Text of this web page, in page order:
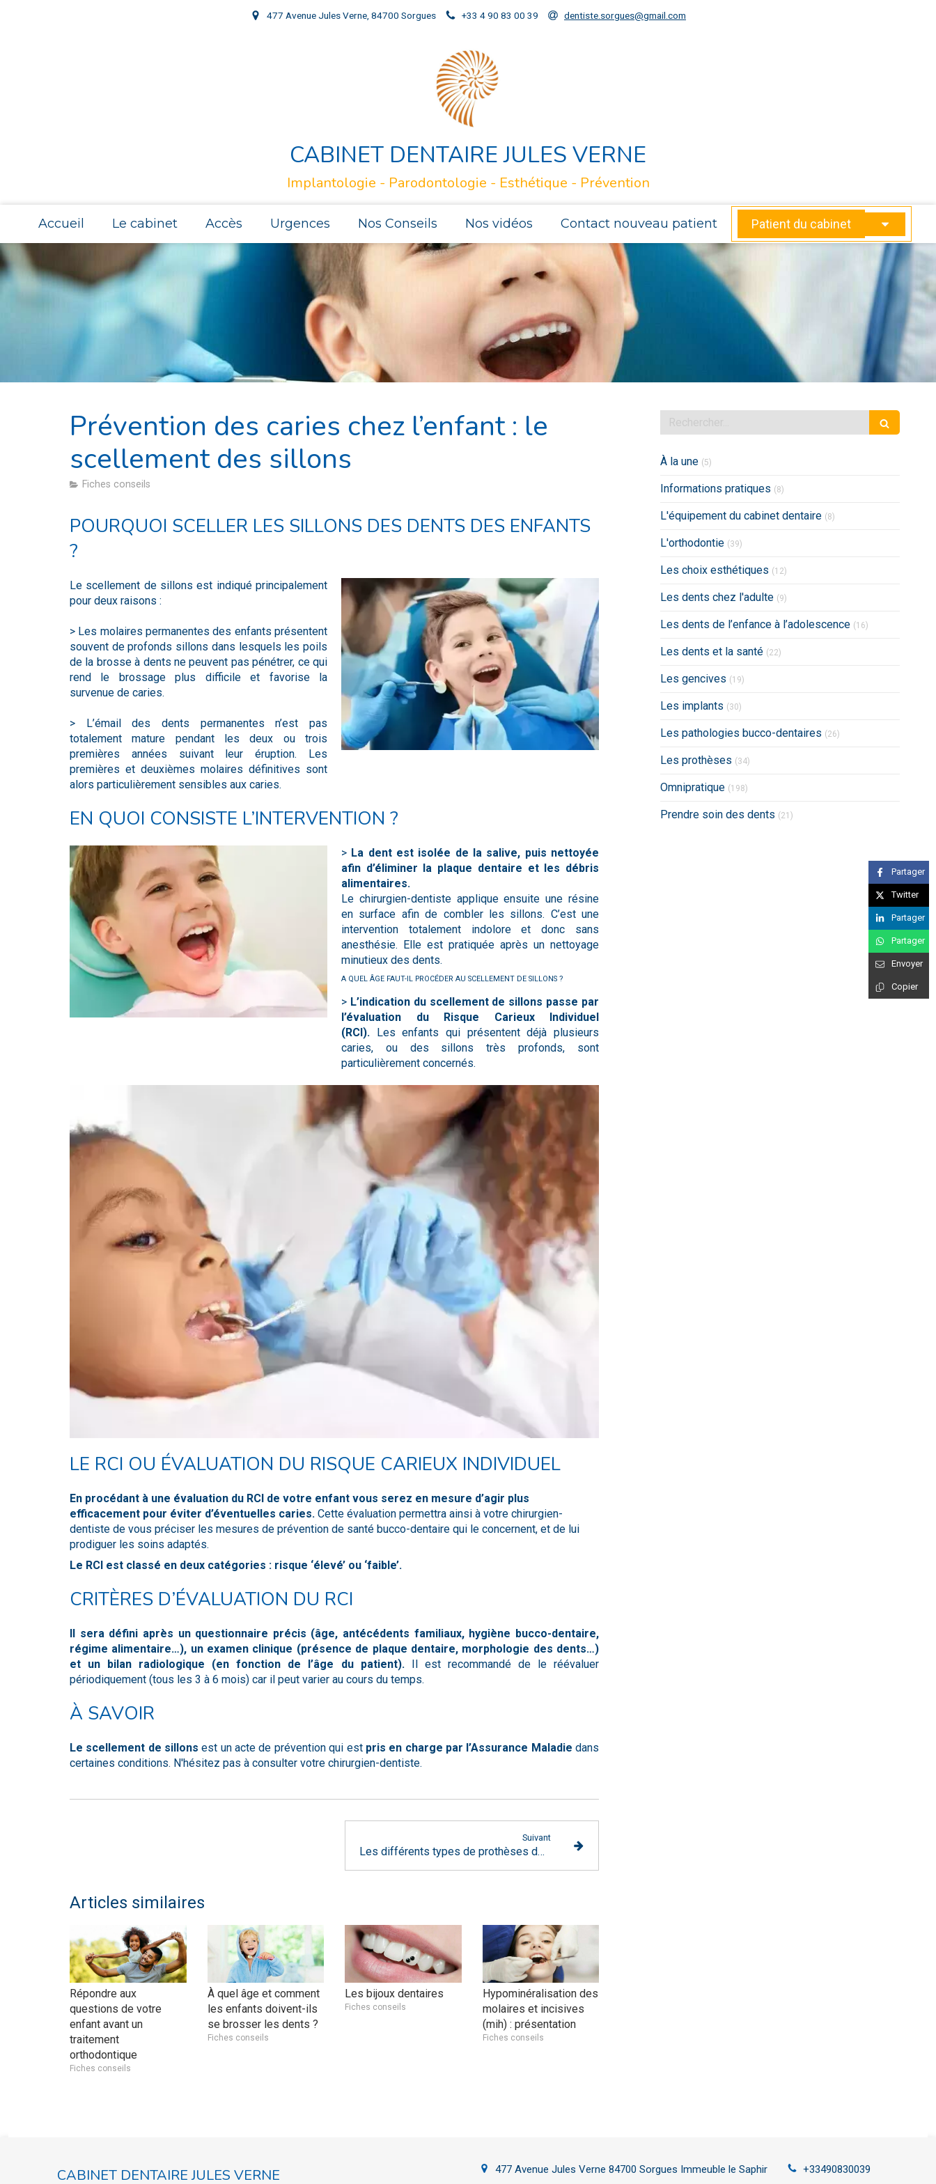
477 Avenue Jules Verne, 84700 Sorgues +33 4 90 83 00 39 dentiste.sorgues@gmail.com
CABINET DENTAIRE JULES VERNE
Implantologie - Parodontologie - Esthétique - Prévention
Accueil Le cabinet Accès Urgences Nos Conseils Nos vidéos Contact nouveau patient Patient du cabinet
Prévention des caries chez l’enfant : le
scellement des sillons
Fiches conseils
POURQUOI SCELLER LES SILLONS DES DENTS DES ENFANTS
?
Le scellement de sillons est indiqué principalement
pour deux raisons :
> Les molaires permanentes des enfants présentent
souvent de profonds sillons dans lesquels les poils
de la brosse à dents ne peuvent pas pénétrer, ce qui
rend le brossage plus difficile et favorise la
survenue de caries.
> L’émail des dents permanentes n’est pas
totalement mature pendant les deux ou trois
premières années suivant leur éruption. Les
premières et deuxièmes molaires définitives sont
alors particulièrement sensibles aux caries.
EN QUOI CONSISTE L’INTERVENTION ?
> La dent est isolée de la salive, puis nettoyée
afin d’éliminer la plaque dentaire et les débris
alimentaires.
Le chirurgien-dentiste applique ensuite une résine
en surface afin de combler les sillons. C’est une
intervention totalement indolore et donc sans
anesthésie. Elle est pratiquée après un nettoyage
minutieux des dents.
A QUEL ÂGE FAUT-IL PROCÉDER AU SCELLEMENT DE SILLONS ?
> L’indication du scellement de sillons passe par
l’évaluation du Risque Carieux Individuel
(RCI). Les enfants qui présentent déjà plusieurs
caries, ou des sillons très profonds, sont
particulièrement concernés.
LE RCI OU ÉVALUATION DU RISQUE CARIEUX INDIVIDUEL
En procédant à une évaluation du RCI de votre enfant vous serez en mesure d’agir plus
efficacement pour éviter d’éventuelles caries. Cette évaluation permettra ainsi à votre chirurgien-
dentiste de vous préciser les mesures de prévention de santé bucco-dentaire qui le concernent, et de lui
prodiguer les soins adaptés.
Le RCI est classé en deux catégories : risque ‘élevé’ ou ‘faible’.
CRITÈRES D’ÉVALUATION DU RCI
Il sera défini après un questionnaire précis (âge, antécédents familiaux, hygiène bucco-dentaire,
régime alimentaire…), un examen clinique (présence de plaque dentaire, morphologie des dents…)
et un bilan radiologique (en fonction de l’âge du patient). Il est recommandé de le réévaluer
périodiquement (tous les 3 à 6 mois) car il peut varier au cours du temps.
À SAVOIR
Le scellement de sillons est un acte de prévention qui est pris en charge par l’Assurance Maladie dans
certaines conditions. N'hésitez pas à consulter votre chirurgien-dentiste.
Suivant
Les différents types de prothèses dentaires
Articles similaires
Répondre aux
questions de votre
enfant avant un
traitement
orthodontique
Fiches conseils
À quel âge et comment
les enfants doivent-ils
se brosser les dents ?
Fiches conseils
Les bijoux dentaires
Fiches conseils
Hypominéralisation des
molaires et incisives
(mih) : présentation
Fiches conseils
Partager
Twitter
Partager
Partager
Envoyer
Copier
À la une (5)
Informations pratiques (8)
L'équipement du cabinet dentaire (8)
L'orthodontie (39)
Les choix esthétiques (12)
Les dents chez l'adulte (9)
Les dents de l’enfance à l’adolescence (16)
Les dents et la santé (22)
Les gencives (19)
Les implants (30)
Les pathologies bucco-dentaires (26)
Les prothèses (34)
Omnipratique (198)
Prendre soin des dents (21)
CABINET DENTAIRE JULES VERNE 477 Avenue Jules Verne 84700 Sorgues Immeuble le Saphir +33490830039